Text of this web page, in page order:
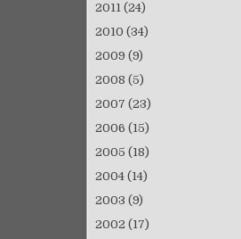
2011 (24)
2010 (34)
2009 (9)
2008 (5)
2007 (23)
2006 (15)
2005 (18)
2004 (14)
2003 (9)
2002 (17)